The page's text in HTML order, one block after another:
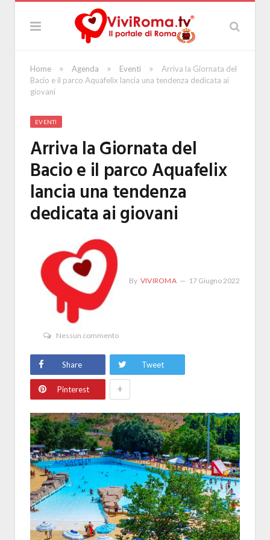
Home » Agenda » Eventi »
Arriva la Giornata del
Bacio e il parco Aquafelix lancia una tendenza dedicata ai
giovani
EVENTI
Arriva la Giornata del
Bacio e il parco Aquafelix
lancia una tendenza
dedicata ai giovani
By VIVIROMA 17 Giugno 2022
Nessun commento
Share Tweet
Pinterest +